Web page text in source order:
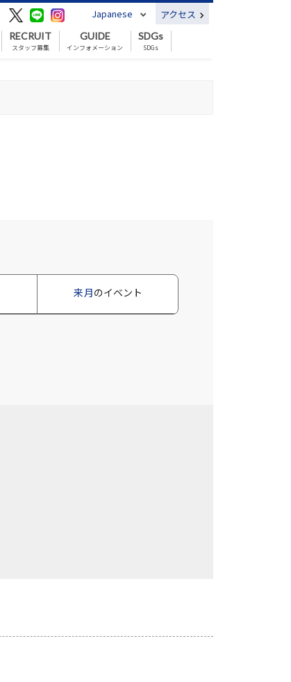
Japanese アクセス
RECRUIT
スタッフ募集
GUIDE
インフォメーション
SDGs
SDGs
来月のイベント